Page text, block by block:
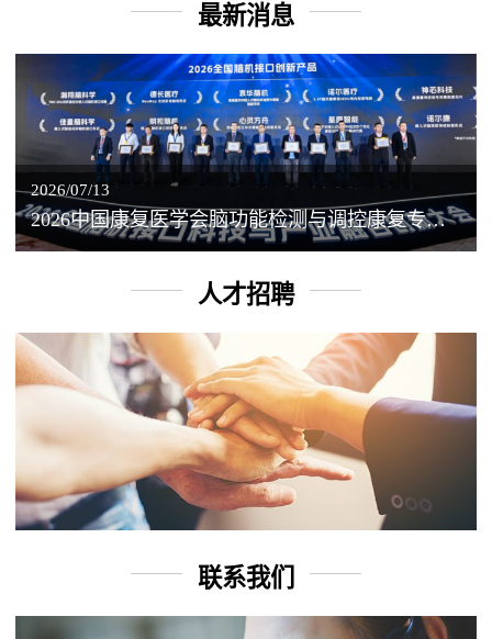
最新消息
2026/07/13
2026中国康复医学会脑功能检测与调控康复专业委员会学术年会丨脑客中国：脑机接口——EEG驱动TMS闭环调控工作坊
人才招聘
联系我们